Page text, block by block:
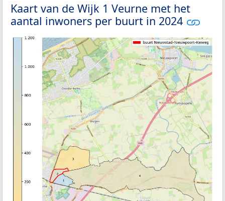
Kaart van de Wijk 1 Veurne met het
aantal inwoners per buurt in 2024